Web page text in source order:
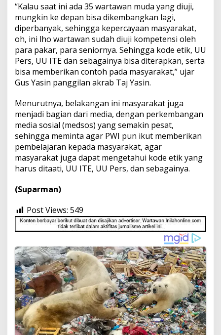
“Kalau saat ini ada 35 wartawan muda yang diuji,
mungkin ke depan bisa dikembangkan lagi,
diperbanyak, sehingga kepercayaan masyarakat,
oh, ini lho wartawan sudah diuji kompetensi oleh
para pakar, para seniornya. Sehingga kode etik, UU
Pers, UU ITE dan sebagainya bisa diterapkan, serta
bisa memberikan contoh pada masyarakat,” ujar
Gus Yasin panggilan akrab Taj Yasin.
Menurutnya, belakangan ini masyarakat juga
menjadi bagian dari media, dengan perkembangan
media sosial (medsos) yang semakin pesat,
sehingga meminta agar PWI pun ikut memberikan
pembelajaran kepada masyarakat, agar
masyarakat juga dapat mengetahui kode etik yang
harus ditaati, UU ITE, UU Pers, dan sebagainya.
(Suparman)
Post Views: 549